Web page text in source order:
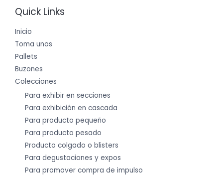
Quick Links
Inicio
Toma unos
Pallets
Buzones
Colecciones
Para exhibir en secciones
Para exhibición en cascada
Para producto pequeño
Para producto pesado
Producto colgado o blisters
Para degustaciones y expos
Para promover compra de impulso